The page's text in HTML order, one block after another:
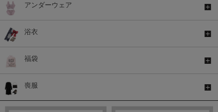
アンダーウェア
浴衣
福袋
喪服